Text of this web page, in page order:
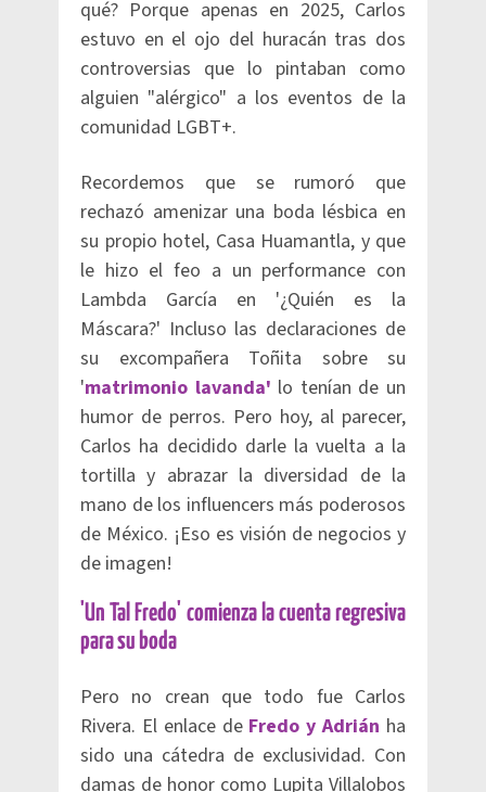
qué? Porque apenas en 2025, Carlos
estuvo en el ojo del huracán tras dos
controversias que lo pintaban como
alguien "alérgico" a los eventos de la
comunidad LGBT+.
Recordemos que se rumoró que
rechazó amenizar una boda lésbica en
su propio hotel, Casa Huamantla, y que
le hizo el feo a un performance con
Lambda García en '¿Quién es la
Máscara?' Incluso las declaraciones de
su excompañera Toñita sobre su
'matrimonio lavanda' lo tenían de un
humor de perros. Pero hoy, al parecer,
Carlos ha decidido darle la vuelta a la
tortilla y abrazar la diversidad de la
mano de los influencers más poderosos
de México. ¡Eso es visión de negocios y
de imagen!
'Un Tal Fredo' comienza la cuenta regresiva
para su boda
Pero no crean que todo fue Carlos
Rivera. El enlace de Fredo y Adrián ha
sido una cátedra de exclusividad. Con
damas de honor como Lupita Villalobos